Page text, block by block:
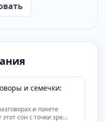
и семечки:
и пакете
сон с точки зре...